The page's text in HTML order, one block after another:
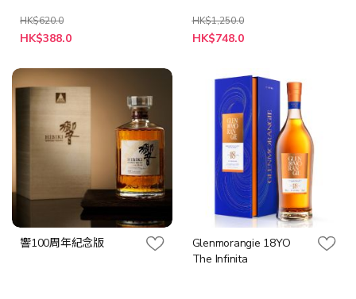
HK$620.0
特
殊
格
HK$388.0
HK$1,250.0
特
殊
HK$748.0
響100周年紀念版
Glenmorangie 18YO
The Infinita